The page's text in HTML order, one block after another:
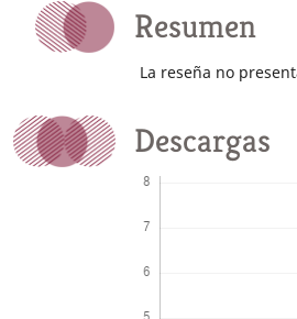
Resumen
La reseña no
Descargas